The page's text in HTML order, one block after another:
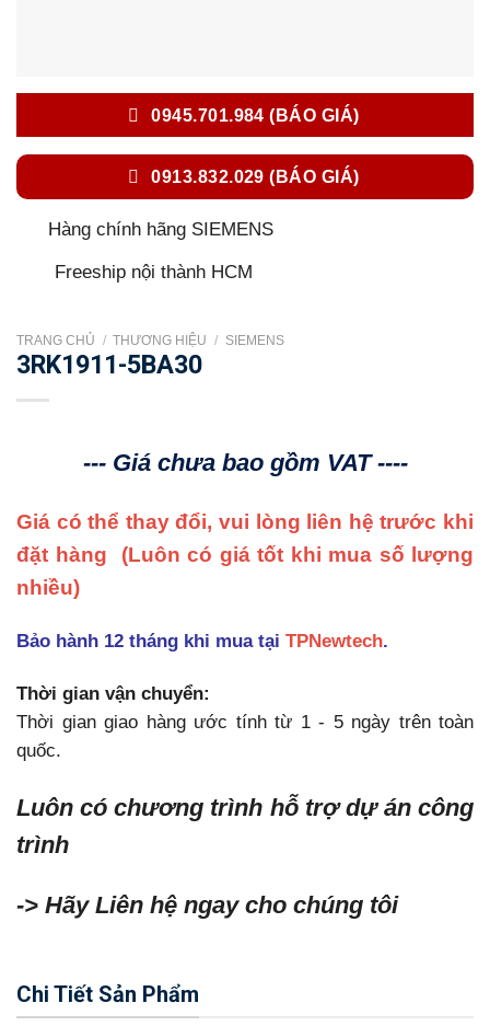
0945.701.984 (BÁO GIÁ)
0913.832.029 (BÁO GIÁ)
Hàng chính hãng SIEMENS
Freeship nội thành HCM
TRANG CHỦ / THƯƠNG HIỆU / SIEMENS
3RK1911-5BA30
--- Giá chưa bao gồm VAT ----
Giá có thể thay đổi, vui lòng liên hệ trước khi
đặt hàng (Luôn có giá tốt khi mua số lượng
nhiều)
Bảo hành 12 tháng khi mua tại TPNewtech.
Thời gian vận chuyển:
Thời gian giao hàng ước tính từ 1 - 5 ngày trên toàn
quốc.
Luôn có chương trình hỗ trợ dự án công
trình
-> Hãy Liên hệ ngay cho chúng tôi
Chi Tiết Sản Phẩm